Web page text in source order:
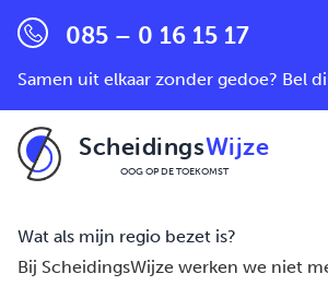
085 – 0 16 15 17
Samen uit elkaar zonder gedoe? Bel
ScheidingsWijze
OOG OP DE TOEKOMST
Wat als mijn regio bezet is?
Bij ScheidingsWijze werken we niet